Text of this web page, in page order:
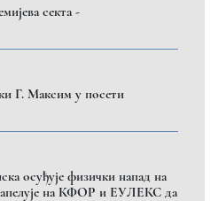
браћи и сестрама
и Метохији